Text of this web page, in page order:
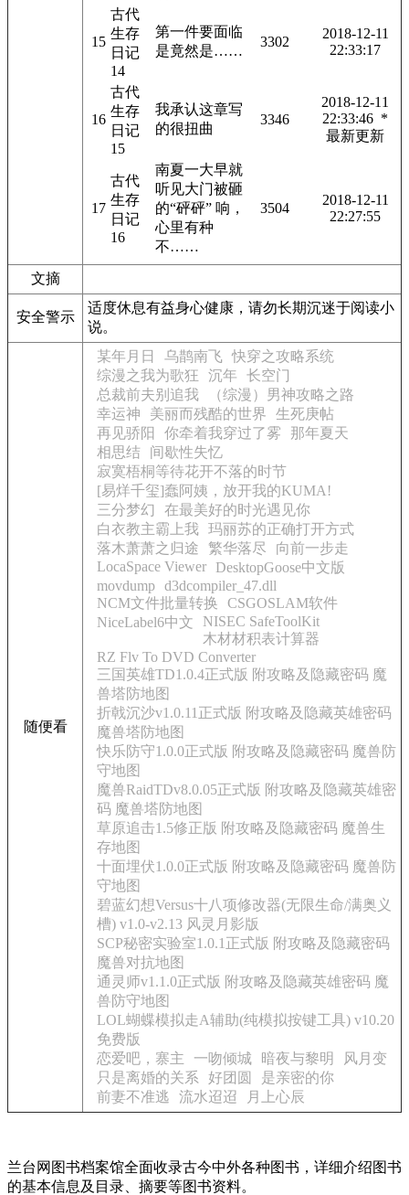
15
古代
生存
日记
14
第一件要面临
是竟然是……
3302
2018-12-11
22:33:17
16
古代
生存
日记
15
我承认这章写
的很扭曲
3346
2018-12-11
22:33:46 *
最新更新
17
古代
生存
日记
16
南夏一大早就
听见大门被砸
的“砰砰” 响，
心里有种
不……
3504
2018-12-11
22:27:55
文摘
安全警示
适度休息有益身心健康，请勿长期沉迷于阅读小
说。
随便看
某年月日 乌鹊南飞
快穿之攻略系统
综漫之我为歌狂
沉年
长空门
总裁前夫别追我
（综漫）男神攻略之路
幸运神
美丽而残酷的世界
生死庚帖
再见骄阳
你牵着我穿过了雾
那年夏天
相思结
间歇性失忆
寂寞梧桐等待花开不落的时节
[易烊千玺]蠢阿姨，放开我的KUMA!
三分梦幻
在最美好的时光遇见你
白衣教主霸上我
玛丽苏的正确打开方式
落木萧萧之归途
繁华落尽
向前一步走
LocaSpace Viewer
DesktopGoose中文版
movdump d3dcompiler_47.dll
NCM文件批量转换
CSGOSLAM软件
NiceLabel6中文
NISEC SafeToolKit
木材材积表计算器
RZ Flv To DVD Converter
三国英雄TD1.0.4正式版 附攻略及隐藏密码 魔
兽塔防地图
折戟沉沙v1.0.11正式版 附攻略及隐藏英雄密码
魔兽塔防地图
快乐防守1.0.0正式版 附攻略及隐藏密码 魔兽防
守地图
魔兽RaidTDv8.0.05正式版 附攻略及隐藏英雄密
码 魔兽塔防地图
草原追击1.5修正版 附攻略及隐藏密码 魔兽生
存地图
十面埋伏1.0.0正式版 附攻略及隐藏密码 魔兽防
守地图
碧蓝幻想Versus十八项修改器(无限生命/满奥义
槽) v1.0-v2.13 风灵月影版
SCP秘密实验室1.0.1正式版 附攻略及隐藏密码
魔兽对抗地图
通灵师v1.1.0正式版 附攻略及隐藏英雄密码 魔
兽防守地图
LOL蝴蝶模拟走A辅助(纯模拟按键工具) v10.20
免费版
恋爱吧，寨主
一吻倾城 暗夜与黎明
风月变
只是离婚的关系
好团圆
是亲密的你
前妻不准逃
流水迢迢 月上心辰
兰台网图书档案馆全面收录古今中外各种图书，详细介绍图书
的基本信息及目录、摘要等图书资料。